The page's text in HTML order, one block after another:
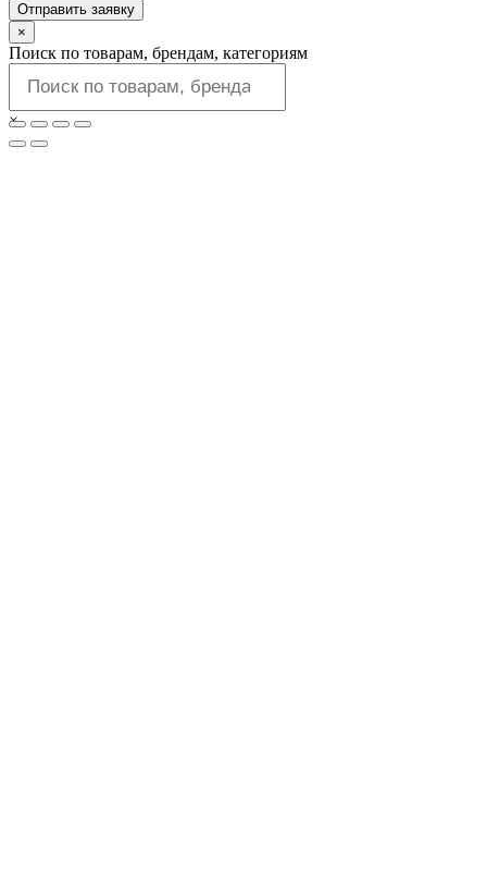
Отправить заявку
×
Поиск по товарам, брендам, категориям
×